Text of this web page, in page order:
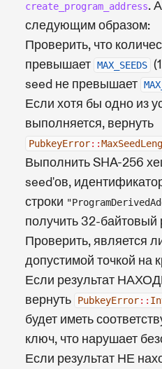
create_program_address.
следующим образом:
Проверить, что
превышает MAX_SEEDS
seed не превышает
Если хотя бы одно из
выполняется, вернуть
PubkeyError::
Выполнить SHA-256
seed'ов,
строки
получить 32-байтовый
Проверить, является
допустимой точкой на
Если результат
вернуть
PubkeyError::
будет иметь
ключ, что нарушает
Если результат НЕ